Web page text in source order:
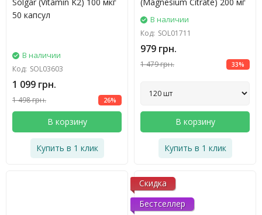
50 капсул
В наличии
Код: SOL03603
1 099 грн.
1 498 грн. 26%
В корзину
Купить в 1 клик
В наличии
Код: SOL01711
979 грн.
1 479 грн. 33%
В корзину
Купить в 1 клик
Скидка
Бестселлер